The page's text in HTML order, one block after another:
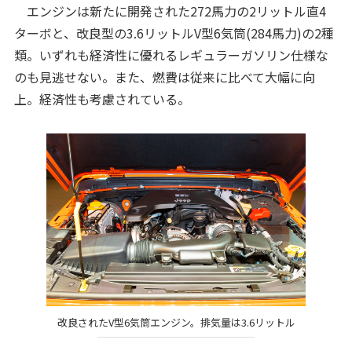
エンジンは新たに開発された272馬力の2リットル直4
ターボと、改良型の3.6リットルV型6気筒(284馬力)の2種
類。いずれも経済性に優れるレギュラーガソリン仕様な
のも見逃せない。また、燃費は従来に比べて大幅に向
上。経済性も考慮されている。
改良されたV型6気筒エンジン。排気量は3.6リットル